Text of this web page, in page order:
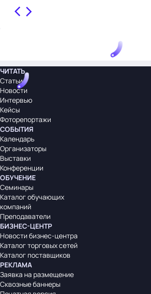
ЧИТАТЬ
Статьи
Новости
Интервью
Кейсы
Фоторепортажи
СОБЫТИЯ
Календарь
Организаторы
Выставки
Конференции
ОБУЧЕНИЕ
Семинары
Каталог обучающих
компаний
Преподаватели
БИЗНЕС-ЦЕНТР
Новости бизнес-центра
Каталог торговых сетей
Каталог поставщиков
РЕКЛАМА
Заявка на размещение
Сквозные баннеры